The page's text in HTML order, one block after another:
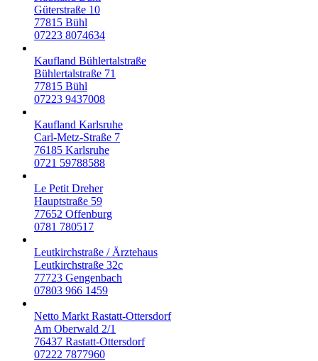
Güterstraße 10
77815 Bühl
07223 8074634
Kaufland Bühlertalstraße
Bühlertalstraße 71
77815 Bühl
07223 9437008
Kaufland Karlsruhe
Carl-Metz-Straße 7
76185 Karlsruhe
0721 59788588
Le Petit Dreher
Hauptstraße 59
77652 Offenburg
0781 780517
Leutkirchstraße / Ärztehaus
Leutkirchstraße 32c
77723 Gengenbach
07803 966 1459
Netto Markt Rastatt-Ottersdorf
Am Oberwald 2/1
76437 Rastatt-Ottersdorf
07222 7877960